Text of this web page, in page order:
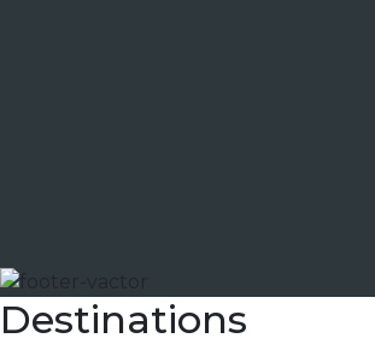
Destinations